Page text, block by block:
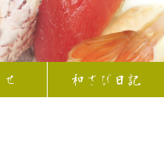
和さび日記